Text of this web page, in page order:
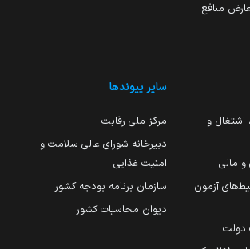
منافع
اشتغال و
و مالی
آزمون
دولت
سایر پیوندها
مرکز ملی رقابت
دبیرخانه شورای عالی سلامت و
امنیت غذایی
سازمان برنامه بودجه کشور
دیوان محاسبات کشور